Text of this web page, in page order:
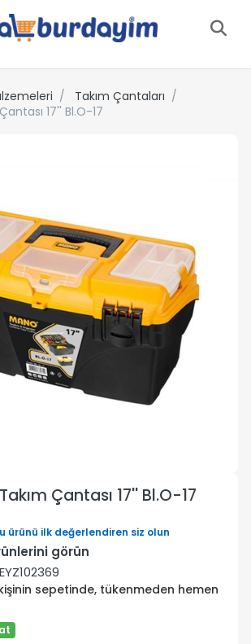
Takım Çantaları
17'' Bl.O-17
Çantası 17'' Bl.O-17
ürünü ilk değerlendiren siz olun
görün
sepetinde, tükenmeden hemen